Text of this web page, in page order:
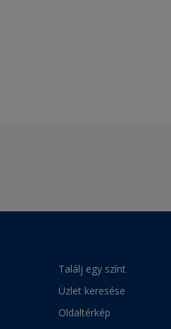
Találj egy színt
Üzlet keresése
Oldaltérkép